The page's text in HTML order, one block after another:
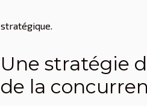
stratégique.
Une stratégie
de la